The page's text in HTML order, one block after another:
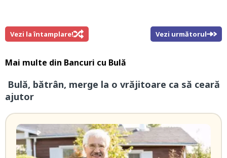
Vezi la întamplare! Vezi următorul
Mai multe din Bancuri cu Bulă
Bulă, bătrân, merge la o vrăjitoare ca să ceară
ajutor